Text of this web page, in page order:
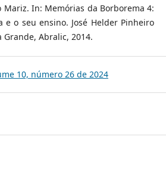
Mariz. In: Memórias da Borborema 4:
o seu ensino. José Helder Pinheiro
Grande, Abralic, 2014.